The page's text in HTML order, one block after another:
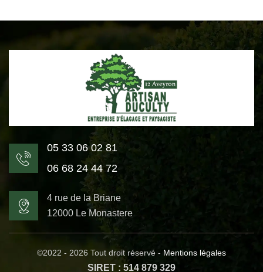
05 33 06 02 81
06 68 24 44 72
4 rue de la Briane
12000 Le Monastere
©2022 - 2026 Tout droit réservé - Mentions légales
SIRET : 514 879 329